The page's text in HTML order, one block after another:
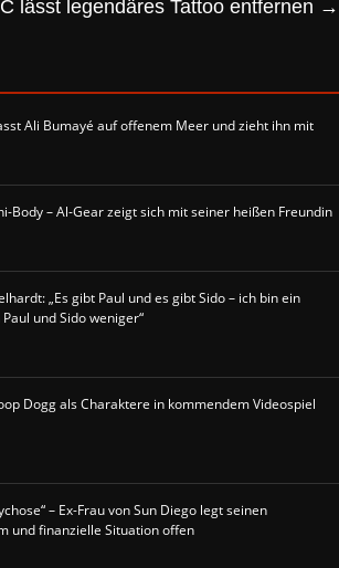
lässt legendäres Tattoo entfernen →
Ali Bumayé auf offenem Meer und zieht ihn mit
Body – Al-Gear zeigt sich mit seiner heißen Freundin
„Es gibt Paul und es gibt Sido – ich bin ein
und Sido weniger“
Dogg als Charaktere in kommendem Videospiel
– Ex-Frau von Sun Diego legt seinen
und finanzielle Situation offen